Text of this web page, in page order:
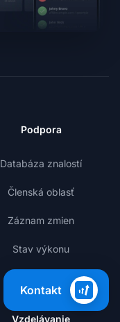
Podpora
Databáza znalostí
Členská oblasť
Záznam zmien
Stav výkonu
Vzdelávanie
Kontakt